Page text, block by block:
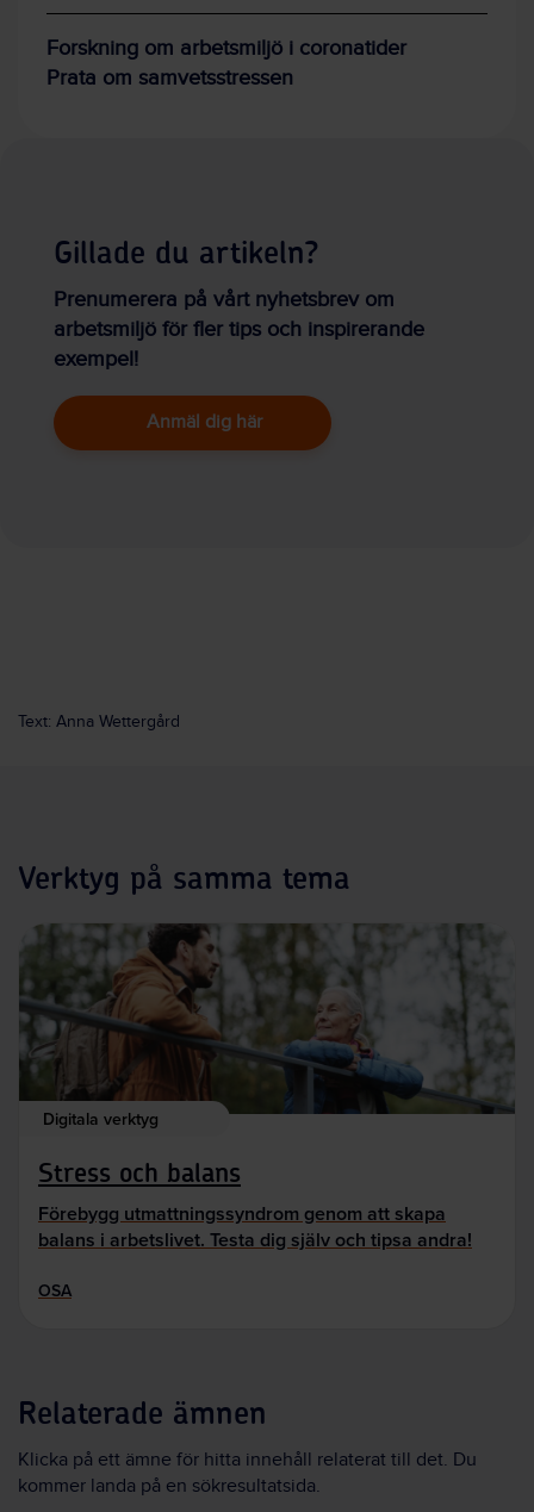
Forskning om arbetsmiljö i coronatider
Prata om samvetsstressen
Gillade du artikeln?
Prenumerera på vårt nyhetsbrev om
arbetsmiljö för fler tips och inspirerande
exempel!
Anmäl dig här
Text: Anna Wettergård
Verktyg på samma tema
Digitala verktyg
Stress och balans
Förebygg utmattningssyndrom genom att skapa
balans i arbetslivet. Testa dig själv och tipsa andra!
OSA
Relaterade ämnen
Klicka på ett ämne för hitta innehåll relaterat till det. Du
kommer landa på en sökresultatsida.